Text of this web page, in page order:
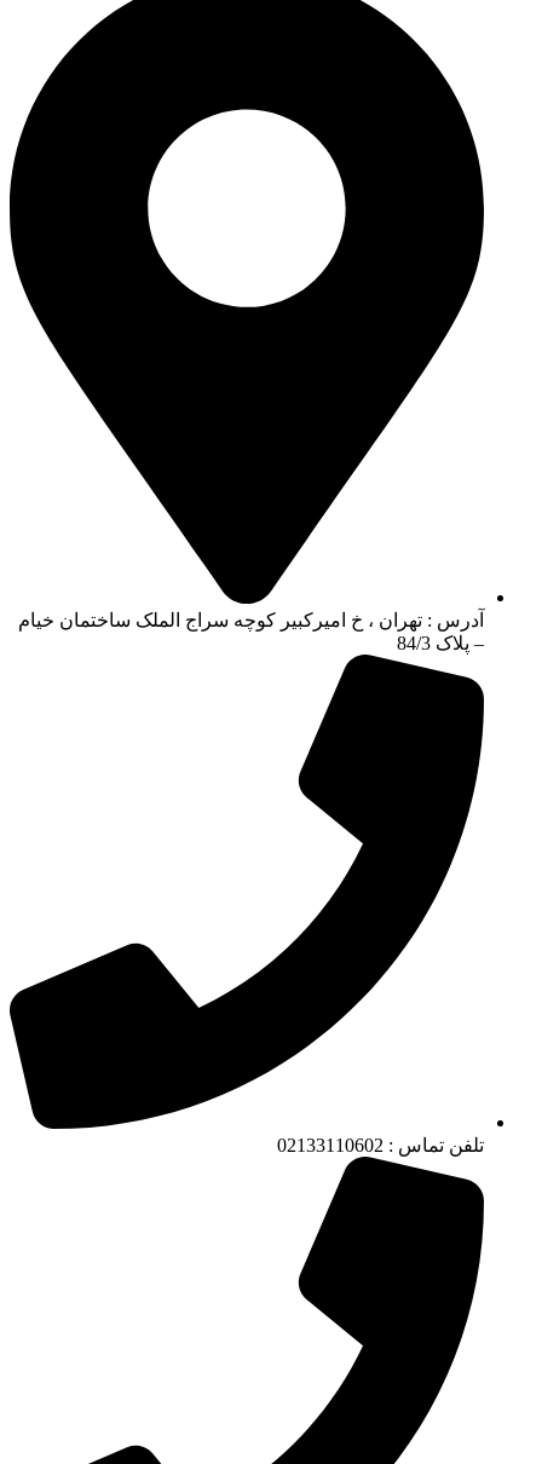
آدرس : تهران ، خ امیرکبیر کوچه سراج الملک ساختمان خیام
– پلاک 84/3
تلفن تماس : 02133110602